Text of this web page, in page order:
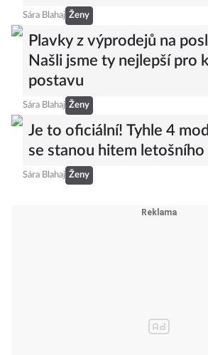
Sára Blahaj Ženy
Plavky z výprodejů na
Našli jsme ty nejlepší pro
postavu
Sára Blahaj Ženy
Je to oficiální! Tyhle 4
se stanou hitem letošního
Sára Blahaj Ženy